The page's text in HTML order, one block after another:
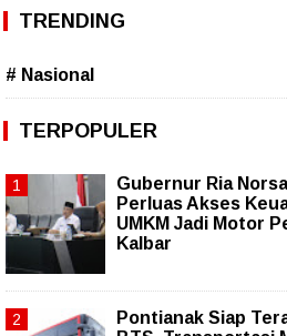
TRENDING
# Nasional
TERPOPULER
Gubernur Ria
Perluas Akses
UMKM Jadi Motor
Kalbar
Pontianak Siap